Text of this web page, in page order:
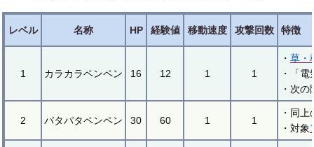
レベル 名称 HP 経験値 移動速度 攻撃回数 特徴
1 カラカラペンペン 16 12 1 1
・ 草・
・「
・次
2 パタパタペンペン 30 60 1 1
・同
・対象